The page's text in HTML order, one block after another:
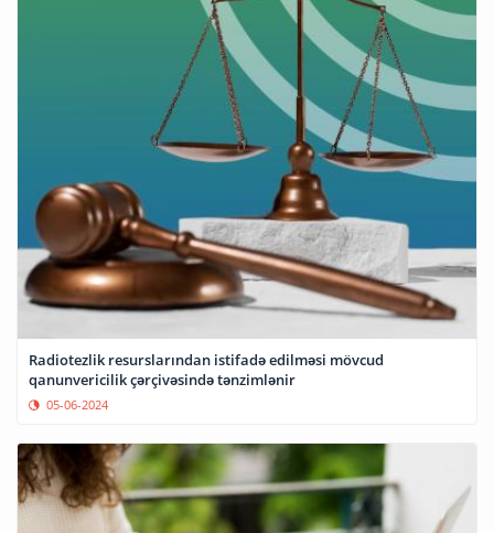
Radiotezlik resurslarından istifadə edilməsi mövcud
qanunvericilik çərçivəsində tənzimlənir
05-06-2024